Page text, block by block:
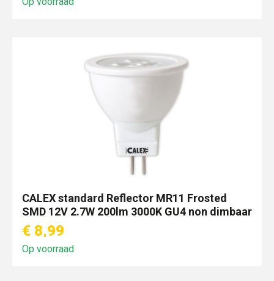
CALEX standard Reflector MR11 Frosted
SMD 12V 2.7W 200lm 3000K GU4 non dimbaar
€ 8,99
Op voorraad